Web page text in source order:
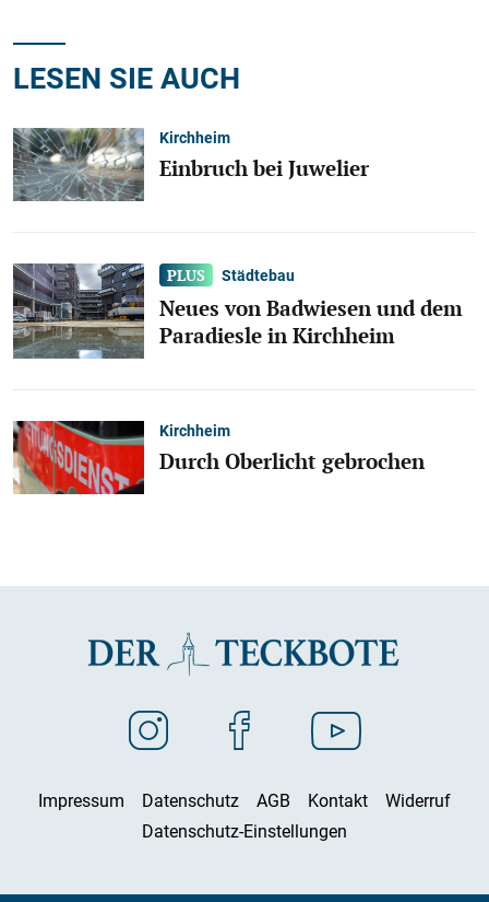
LESEN SIE AUCH
Kirchheim
Einbruch bei Juwelier
Städtebau
Neues von Badwiesen und dem
Paradiesle in Kirchheim
Kirchheim
Durch Oberlicht gebrochen
Impressum Datenschutz AGB Kontakt
Widerruf
Datenschutz-Einstellungen